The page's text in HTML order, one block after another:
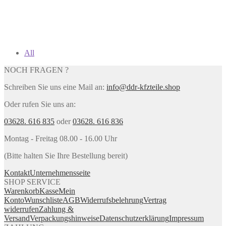
All
NOCH FRAGEN ?
Schreiben Sie uns eine Mail an: info@ddr-kfzteile.shop
Oder rufen Sie uns an:
03628. 616 835 oder03628. 616 836
Montag - Freitag 08.00 - 16.00 Uhr
(Bitte halten Sie Ihre Bestellung bereit)
KontaktUnternehmensseite
SHOP SERVICE
WarenkorbKasseMein
KontoWunschlisteAGBWiderrufsbelehrungVertrag
widerrufenZahlung &
VersandVerpackungshinweiseDatenschutzerklärungImpressum